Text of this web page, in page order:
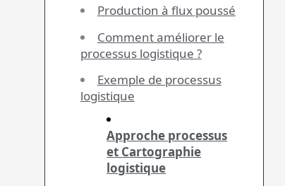
Production à flux poussé
Comment améliorer le
processus logistique ?
Exemple de processus
logistique
Approche processus
et Cartographie
logistique